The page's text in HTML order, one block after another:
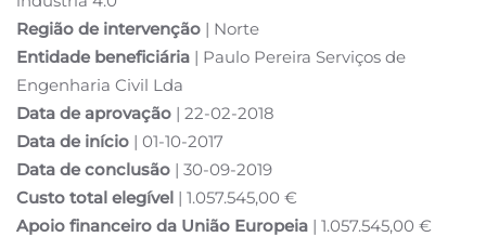
Região de intervenção | Norte
Entidade beneficiária | Paulo Pereira Serviços de
Engenharia Civil Lda
Data de aprovação | 22-02-2018
Data de início | 01-10-2017
Data de conclusão | 30-09-2019
Custo total elegível | 1.057.545,00 €
Apoio financeiro da União Europeia | 1.057.545,00 €